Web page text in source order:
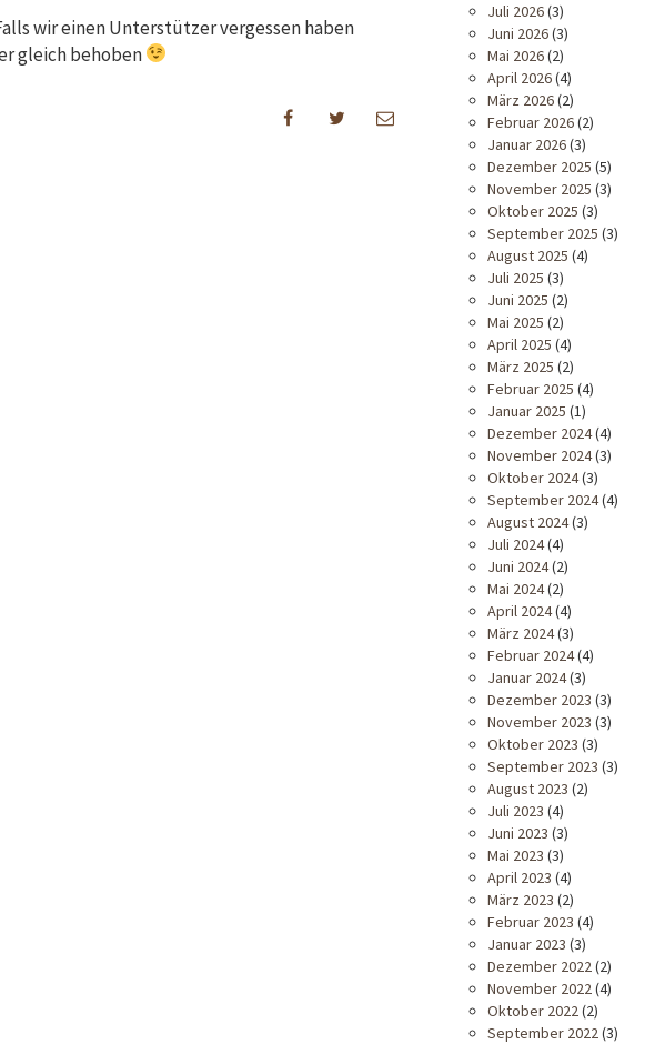
wir einen Unterstützer vergessen haben
gleich behoben
Juli 2026(3)
Juni 2026(3)
Mai 2026(2)
April 2026(4)
März 2026(2)
Februar 2026(2)
Januar 2026(3)
Dezember 2025 (5)
November 2025 (3)
Oktober 2025 (3)
September 2025 (3)
August 2025 (4)
Juli 2025 (3)
Juni 2025 (2)
Mai 2025 (2)
April 2025 (4)
März 2025 (2)
Februar 2025 (4)
Januar 2025 (1)
Dezember 2024(4)
November 2024(3)
Oktober 2024(3)
September 2024(4)
August 2024(3)
Juli 2024(4)
Juni 2024(2)
Mai 2024(2)
April 2024(4)
März 2024(3)
Februar 2024(4)
Januar 2024(3)
Dezember 2023 (3)
November 2023 (3)
Oktober 2023 (3)
September 2023 (3)
August 2023 (2)
Juli 2023 (4)
Juni 2023 (3)
Mai 2023 (3)
April 2023 (4)
März 2023 (2)
Februar 2023 (4)
Januar 2023 (3)
Dezember 2022(2)
November 2022(4)
Oktober 2022(2)
September 2022(3)